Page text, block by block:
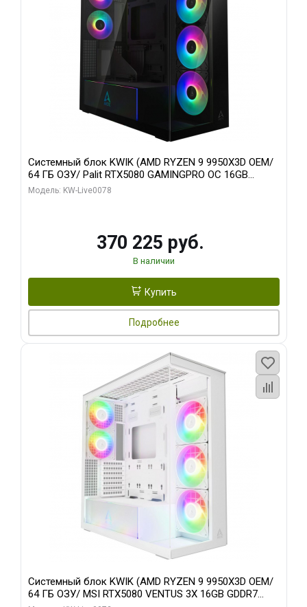
Системный блок KWIK (AMD RYZEN 9 9950X3D OEM/
64 ГБ ОЗУ/ Palit RTX5080 GAMINGPRO OC 16GB
GDDR7 256bit 3xDP HD/ 1 ТБ SSD)
Модель: KW-Live0078
370 225 руб.
В наличии
Купить
Подробнее
Системный блок KWIK (AMD RYZEN 9 9950X3D OEM/
64 ГБ ОЗУ/ MSI RTX5080 VENTUS 3X 16GB GDDR7